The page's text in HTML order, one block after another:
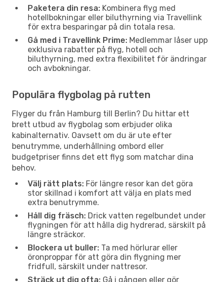
Paketera din resa: Kombinera flyg med
hotellbokningar eller biluthyrning via Travellink
för extra besparingar på din totala resa.
Gå med i Travellink Prime: Medlemmar låser upp
exklusiva rabatter på flyg, hotell och
biluthyrning, med extra flexibilitet för ändringar
och avbokningar.
Populära flygbolag på rutten
Flyger du från Hamburg till Berlin? Du hittar ett
brett utbud av flygbolag som erbjuder olika
kabinalternativ. Oavsett om du är ute efter
benutrymme, underhållning ombord eller
budgetpriser finns det ett flyg som matchar dina
behov.
Välj rätt plats: För längre resor kan det göra
stor skillnad i komfort att välja en plats med
extra benutrymme.
Håll dig fräsch: Drick vatten regelbundet under
flygningen för att hålla dig hydrerad, särskilt på
längre sträckor.
Blockera ut buller: Ta med hörlurar eller
öronproppar för att göra din flygning mer
fridfull, särskilt under nattresor.
Sträck ut dig ofta: Gå i gången eller gör